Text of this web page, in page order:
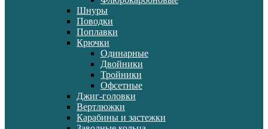
Шнуры
Поводки
Поплавки
Крючки
Одинарные
Двойники
Тройники
Офсетные
Джиг-головки
Вертлюжки
Карабины и застежки